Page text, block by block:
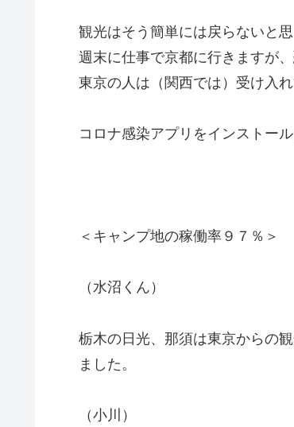
観光はそう簡単には戻らないと
週末に仕事で京都に行きますが、
東京の人は（関西では）受け入
コロナ感染アプリをインストール
＜キャンプ地の稼働率９７％＞
（水沼くん）
栃木の日光、那須は東京からの
ました。
（小川）